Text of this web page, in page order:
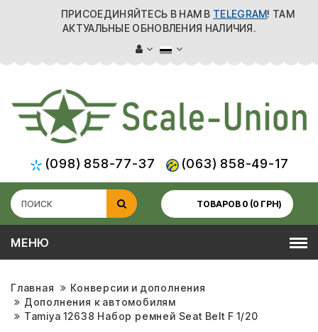
ПРИСОЕДИНЯЙТЕСЬ В НАМ В TELEGRAM! ТАМ
АКТУАЛЬНЫЕ ОБНОВЛЕНИЯ НАЛИЧИЯ.
(098) 858-77-37 (063) 858-49-17
ТОВАРОВ 0 (0 ГРН)
МЕНЮ
Главная
Конверсии и дополнения
Дополнения к автомобилям
Tamiya 12638 Набор ремней Seat Belt F 1/20